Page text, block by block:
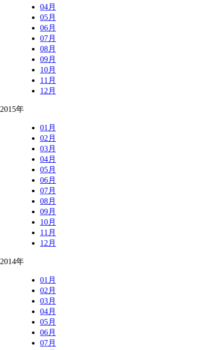
04月
05月
06月
07月
08月
09月
10月
11月
12月
2015年
01月
02月
03月
04月
05月
06月
07月
08月
09月
10月
11月
12月
2014年
01月
02月
03月
04月
05月
06月
07月